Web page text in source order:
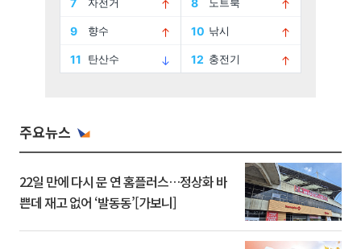
주요뉴스
22일 만에 다시 문 연 홈플러스…정상화 바
쁜데 재고 없어 ‘발동동’[가보니]